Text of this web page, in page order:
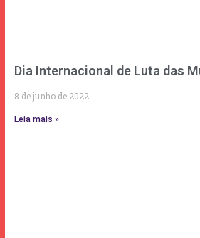
Dia Internacional de Luta das
8 de junho de 2022
Leia mais »